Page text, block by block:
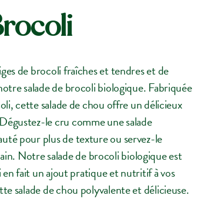
de brocoli fraîches et tendres et de
salade de brocoli biologique. Fabriquée
cette salade de chou offre un délicieux
le cru comme une salade
pour plus de texture ou servez-le
Notre salade de brocoli biologique est
en fait un ajout pratique et nutritif à vos
salade de chou polyvalente et délicieuse.